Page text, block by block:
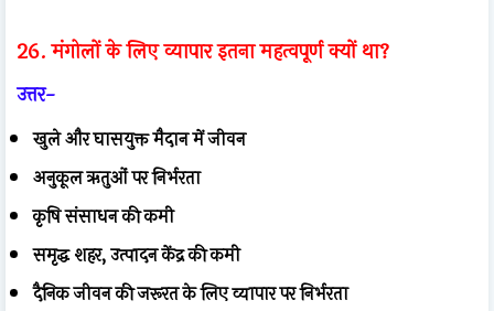
26. मंगोलों के लिए व्यापार इतना महत्वपूर्ण क्यों था?
उत्तर-
खुले और घासयुक्त मैदान में जीवन
अनुकूल ऋतुओं पर निर्भरता
कृषि संसाधन की कमी
समृद्ध शहर, उत्पादन केंद्र की कमी
दैनिक जीवन की जरूरत के लिए व्यापार पर निर्भरता